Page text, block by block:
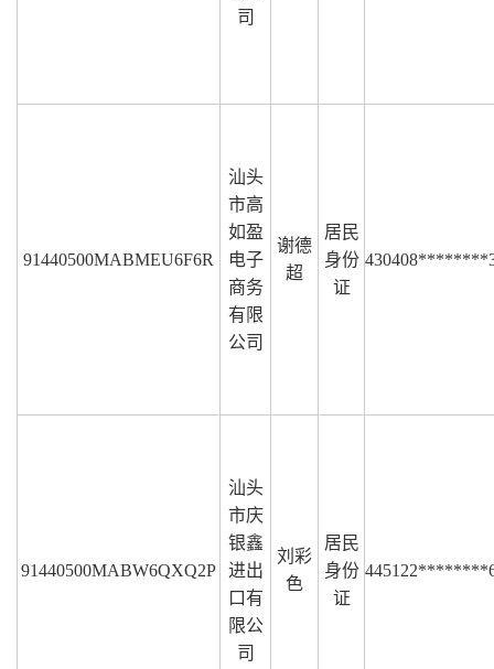
司
91440500MABMEU6F6R
汕头
市高
如盈
电子
商务
有限
公司
谢德
超
居民
身份
证
91440500MABW6QXQ2P
汕头
市庆
银鑫
进出
口有
限公
司
刘彩
色
居民
身份
证